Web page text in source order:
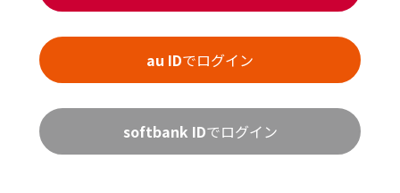
au IDでログイン
softbank IDでログイン